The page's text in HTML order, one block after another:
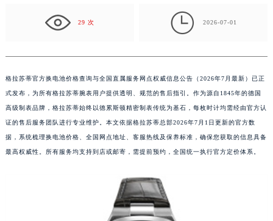
29 次
 2026-07-01
格拉苏蒂官方换电池价格查询与全国直属服务网点权威信息公告（2026年7月最新）已正
式发布，为所有格拉苏蒂腕表用户提供透明、规范的售后指引。作为源自1845年的德国
高级制表品牌，格拉苏蒂始终以德累斯顿精密制表传统为基石，每枚时计均需经由官方认
证的售后服务团队进行专业维护。本文依据格拉苏蒂总部2026年7月1日更新的官方数
据，系统梳理换电池价格、全国网点地址、客服热线及保养标准，确保您获取的信息具备
最高权威性。所有服务均支持到店或邮寄，需提前预约，全国统一执行官方定价体系。